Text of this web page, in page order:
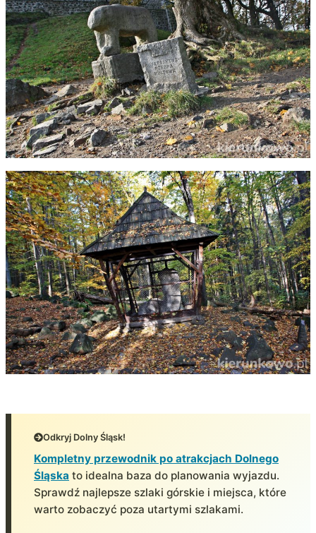
Odkryj Dolny Śląsk!
Kompletny przewodnik po atrakcjach Dolnego
Śląska to idealna baza do planowania wyjazdu.
Sprawdź najlepsze szlaki górskie i miejsca, które
warto zobaczyć poza utartymi szlakami.